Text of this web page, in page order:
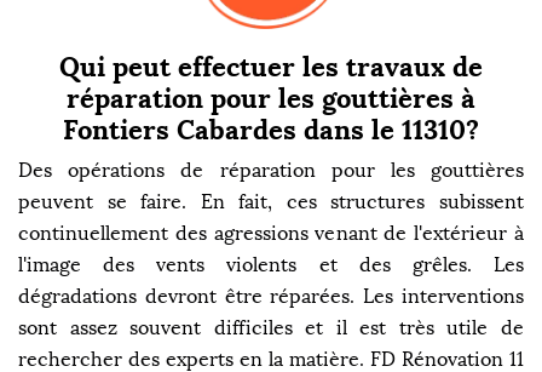
Qui peut effectuer les travaux de
réparation pour les gouttières à
Fontiers Cabardes dans le 11310?
Des opérations de réparation pour les gouttières
peuvent se faire. En fait, ces structures subissent
continuellement des agressions venant de l'extérieur à
l'image des vents violents et des grêles. Les
dégradations devront être réparées. Les interventions
sont assez souvent difficiles et il est très utile de
rechercher des experts en la matière. FD Rénovation 11